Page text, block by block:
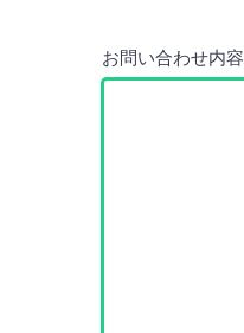
お問い合わせ内容